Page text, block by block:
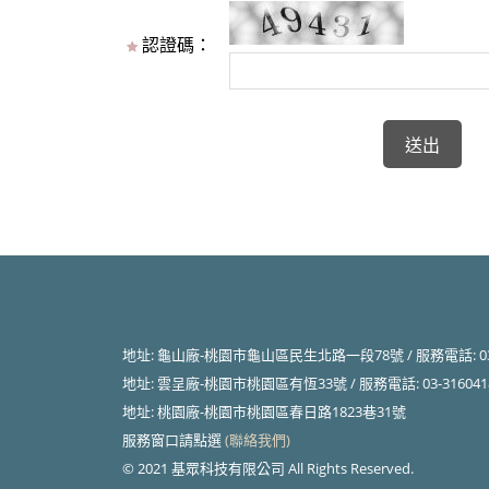
認證碼：
地址: 龜山廠-桃園市龜山區民生北路一段78號 / 服務電話:
地址: 雲呈廠-桃園市桃園區有恆33號 / 服務電話: 03-
地址: 桃園廠-桃園市桃園區春日路1823巷31號
服務窗口請點選(聯絡我們)
© 2021 基眾科技有限公司